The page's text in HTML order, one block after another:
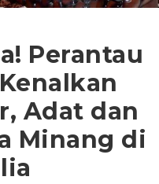
Perantau
Adat dan
Minang di